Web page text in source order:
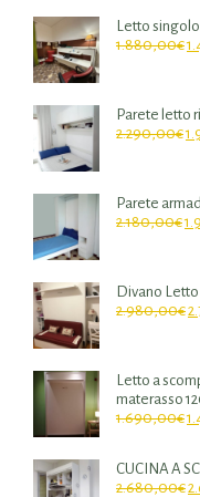
Letto singolo
1.880,00€
Parete letto
2.290,00€
Parete
2.180,00€
Divano
2.980,00€
Letto a
materasso
1.690,00€
CUCINA A
2.680,00€